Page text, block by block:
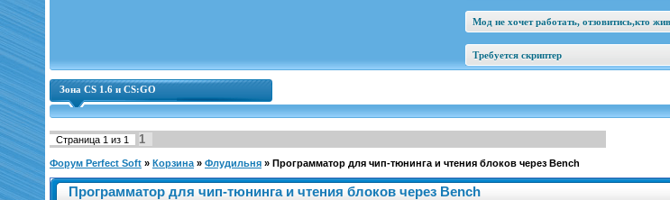
Мод не хочет работать, отзовитись,кто жив
Требуется скриптер
Зона CS 1.6 и CS:GO
Страница 1 из 1 1
Форум Perfect Soft » Корзина » Флудильня » Программатор для чип-тюнинга и чтения блоков через Bench
Программатор для чип-тюнинга и чтения блоков через Bench